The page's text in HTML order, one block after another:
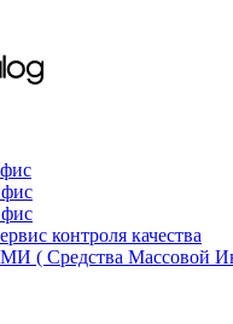
контроля качества
( Средства Массовой